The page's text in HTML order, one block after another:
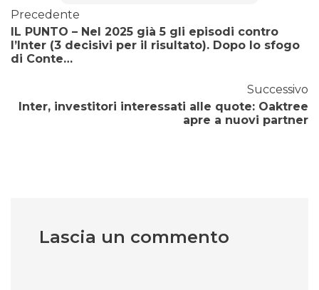
Precedente
IL PUNTO – Nel 2025 già 5 gli episodi contro
l’Inter (3 decisivi per il risultato). Dopo lo sfogo
di Conte…
Successivo
Inter, investitori interessati alle quote: Oaktree
apre a nuovi partner
Lascia un commento